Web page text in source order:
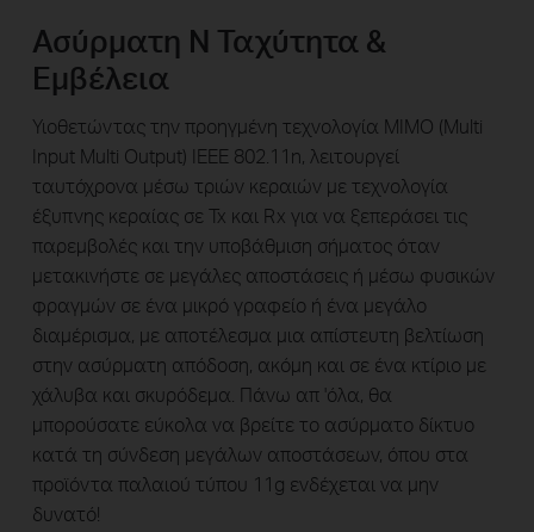
Ασύρματη N Ταχύτητα ​​&
Εμβέλεια
Υιοθετώντας την προηγμένη τεχνολογία MIMO (Multi
Input Multi Output) IEEE 802.11n, λειτουργεί
ταυτόχρονα μέσω τριών κεραιών με τεχνολογία
έξυπνης κεραίας σε Tx και Rx για να ξεπεράσει τις
παρεμβολές και την υποβάθμιση σήματος όταν
μετακινήστε σε μεγάλες αποστάσεις ή μέσω φυσικών
φραγμών σε ένα μικρό γραφείο ή ένα μεγάλο
διαμέρισμα, με αποτέλεσμα μια απίστευτη βελτίωση
στην ασύρματη απόδοση, ακόμη και σε ένα κτίριο με
χάλυβα και σκυρόδεμα. Πάνω απ 'όλα, θα
μπορούσατε εύκολα να βρείτε το ασύρματο δίκτυο
κατά τη σύνδεση μεγάλων αποστάσεων, όπου στα
προϊόντα παλαιού τύπου 11g ενδέχεται να μην
δυνατό!